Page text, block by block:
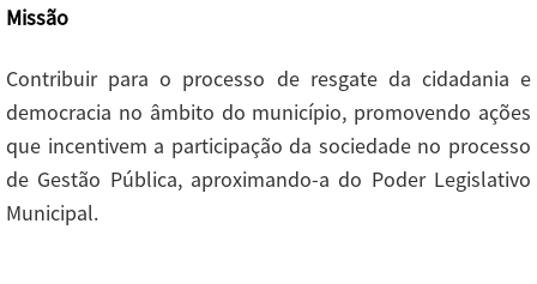
Missão
Contribuir para o processo de resgate da cidadania e
democracia no âmbito do município, promovendo ações
que incentivem a participação da sociedade no processo
de Gestão Pública, aproximando-a do Poder Legislativo
Municipal.